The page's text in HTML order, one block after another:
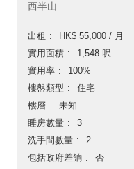
西半山
出租
HK$ 55,000 / 月
實用面積
1,548 呎
實用率
100%
樓盤類型
住宅
樓層
未知
睡房數量
3
洗手間數量
2
包括政府差餉
否